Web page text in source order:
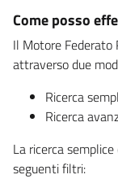
Come posso
Il Motore Federato
attraverso due
Ricerca
Ricerca
La ricerca
seguenti filtri: